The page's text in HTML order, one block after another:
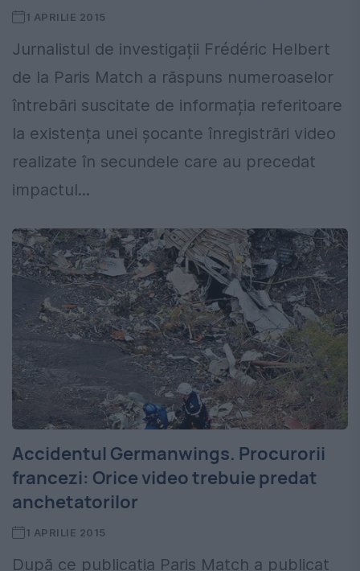
1 APRILIE 2015
Jurnalistul de investigații Frédéric Helbert
de la Paris Match a răspuns numeroaselor
întrebări suscitate de informația referitoare
la existența unei șocante înregistrări video
realizate în secundele care au precedat
impactul...
Accidentul Germanwings. Procurorii
francezi: Orice video trebuie predat
anchetatorilor
1 APRILIE 2015
După ce publicația Paris Match a publicat